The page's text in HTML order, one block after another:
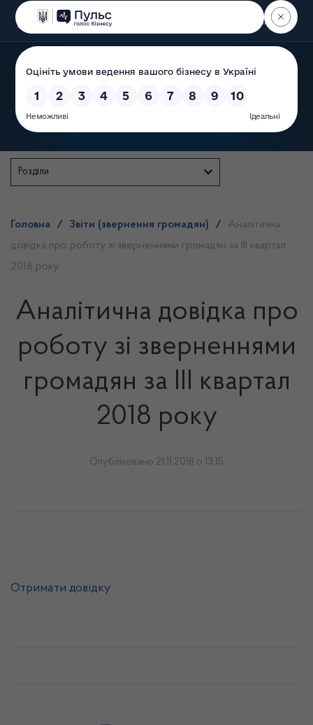
Пошук
Розділи
Головна / Звіти (звернення громадян) /
Аналітична
довідка про роботу зі зверненнями громадян за ІІІ квартал
2018 року
Аналітична довідка про
роботу зі зверненнями
громадян за ІІІ квартал
2018 року
Опубліковано 21.11.2018 о 13:15
Отримати довідку